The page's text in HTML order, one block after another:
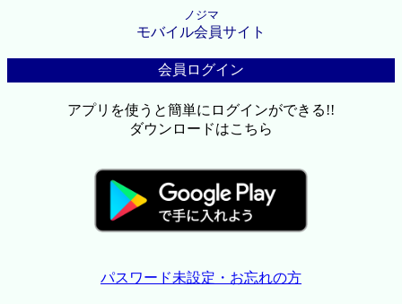
ノジマ
モバイル会員サイト
会員ログイン
アプリを使うと簡単にログインができる!!
ダウンロードはこちら
パスワード未設定・お忘れの方